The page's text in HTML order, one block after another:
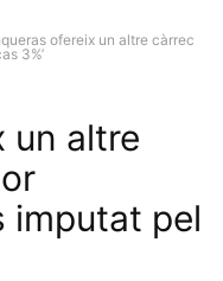
ofereix un altre càrrec
3%’
un altre
imputat pel